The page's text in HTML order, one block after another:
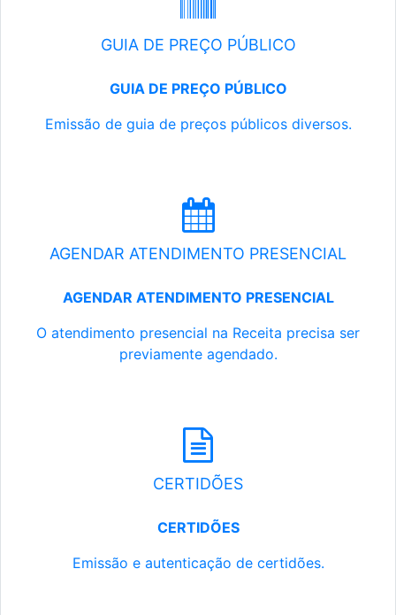
GUIA DE PREÇO PÚBLICO
GUIA DE PREÇO PÚBLICO
Emissão de guia de preços públicos diversos.
AGENDAR ATENDIMENTO PRESENCIAL
AGENDAR ATENDIMENTO PRESENCIAL
O atendimento presencial na Receita precisa ser
previamente agendado.
CERTIDÕES
CERTIDÕES
Emissão e autenticação de certidões.